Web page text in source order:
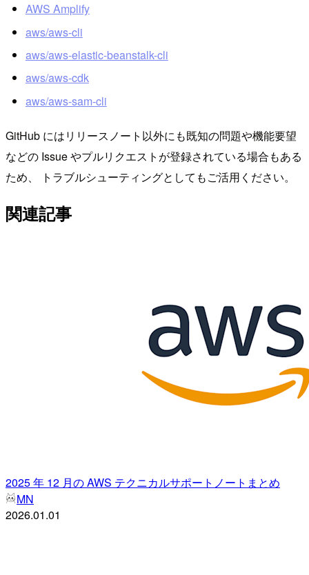
AWS Amplify
aws/aws-cli
aws/aws-elastic-beanstalk-cli
aws/aws-cdk
aws/aws-sam-cli
GitHub にはリリースノート以外にも既知の問題や機能要望
などの Issue やプルリクエストが登録されている場合もある
ため、 トラブルシューティングとしてもご活用ください。
関連記事
2025 年 12 月の AWS テクニカルサポートノートまとめ
MN
2026.01.01